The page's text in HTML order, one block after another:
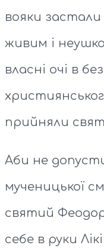
вояки
живим і
власні очі в
прийняли
Аби не
мученицької
святий Феодор
себе в руки